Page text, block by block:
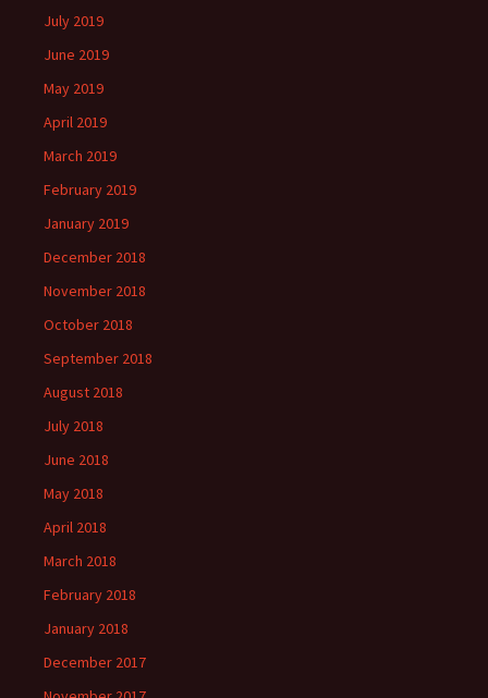
July 2019
June 2019
May 2019
April 2019
March 2019
February 2019
January 2019
December 2018
November 2018
October 2018
September 2018
August 2018
July 2018
June 2018
May 2018
April 2018
March 2018
February 2018
January 2018
December 2017